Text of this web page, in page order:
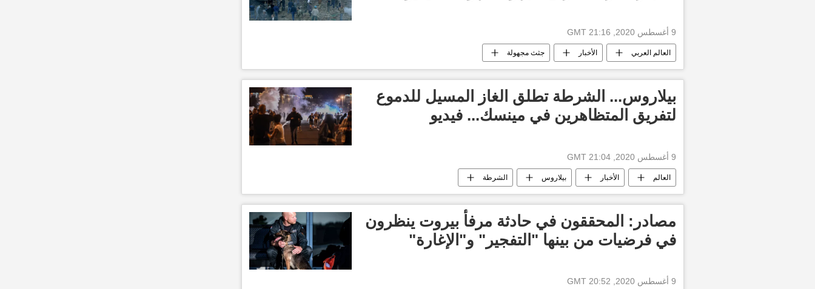
9 أغسطس 2020, 21:16 GMT
العالم العربي الأخبار جثث مجهولة
بيلاروس... الشرطة تطلق الغاز المسيل للدموع
لتفريق المتظاهرين في مينسك... فيديو
9 أغسطس 2020, 21:04 GMT
العالم الأخبار بيلاروس الشرطة
مصادر: المحققون في حادثة مرفأ بيروت ينظرون
في فرضيات من بينها "التفجير" و"الإغارة"
9 أغسطس 2020, 20:52 GMT